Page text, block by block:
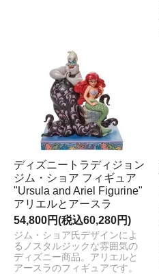
ディズニートラディジョン
ジム・ショア フィギュア
"Ursula and Ariel Figurine"
アリエルとアースラ
54,800円(税込60,280円)
ジム・ショア氏デザインによ
るノスタルジックな雰囲気の
ディズニー商品。アリエルと
アースラのフィギュアです。